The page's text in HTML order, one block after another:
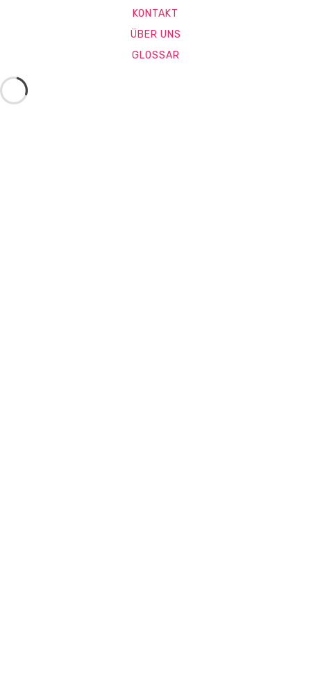
KONTAKT
ÜBER UNS
GLOSSAR